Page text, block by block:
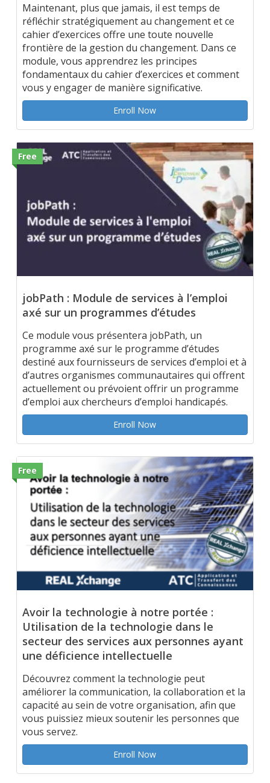
Maintenant, plus que jamais, il est temps de
réfléchir stratégiquement au changement et ce
cahier d’exercices offre une toute nouvelle
frontière de la gestion du changement. Dans ce
module, vous apprendrez les principes
fondamentaux du cahier d’exercices et comment
vous y engager de manière significative.
Enroll Now
Free
jobPath : Module de services à l’emploi
axé sur un programmes d’études
Ce module vous présentera jobPath, un
programme axé sur le programme d’études
destiné aux fournisseurs de services d’emploi et à
d’autres organismes communautaires qui offrent
actuellement ou prévoient offrir un programme
d’emploi aux chercheurs d’emploi handicapés.
Enroll Now
Free
Avoir la technologie à notre portée :
Utilisation de la technologie dans le
secteur des services aux personnes ayant
une déficience intellectuelle
Découvrez comment la technologie peut
améliorer la communication, la collaboration et la
capacité au sein de votre organisation, afin que
vous puissiez mieux soutenir les personnes que
vous servez.
Enroll Now